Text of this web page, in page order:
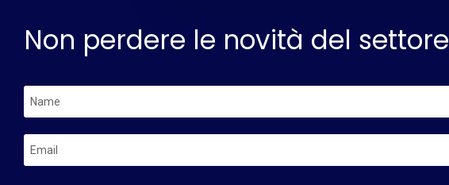
Non perdere le novità del settore